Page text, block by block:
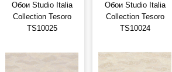
Обои Studio Italia
Collection Tesoro
TS10025
Обои Studio Italia
Collection Tesoro
TS10024